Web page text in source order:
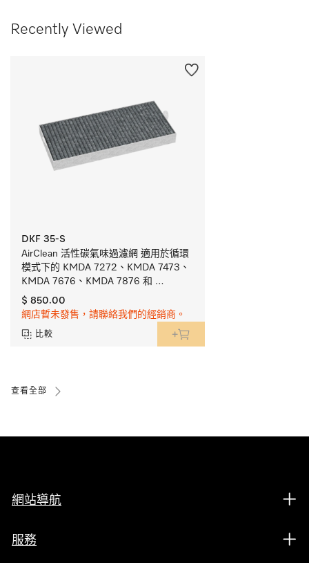
Recently Viewed
DKF 35-S
AirClean 活性碳氣味過濾網 適用於循環
模式下的 KMDA 7272、KMDA 7473、
KMDA 7676、KMDA 7876 和
DAC xxxx。
$ 850.00
網店暫未發售，請聯絡我們的經銷商。
比較
查看全部
網站導航
服務